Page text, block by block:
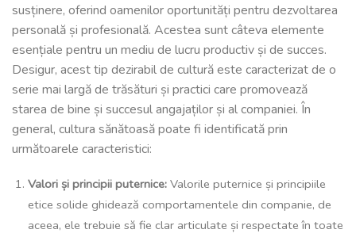
susținere, oferind oamenilor oportunități pentru dezvoltarea
personală și profesională. Acestea sunt câteva elemente
esențiale pentru un mediu de lucru productiv și de succes.
Desigur, acest tip dezirabil de cultură este caracterizat de o
serie mai largă de trăsături și practici care promovează
starea de bine și succesul angajaților și al companiei. În
general, cultura sănătoasă poate fi identificată prin
următoarele caracteristici:
Valori și principii puternice: Valorile puternice și principiile
etice solide ghidează comportamentele din companie, de
aceea, ele trebuie să fie clar articulate și respectate în toate